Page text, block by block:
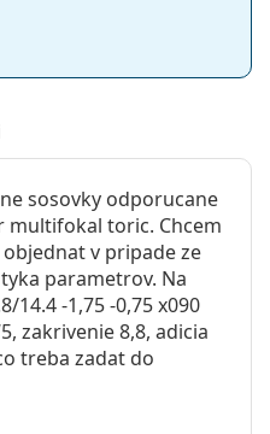
sosovky odporucane
toric. Chcem
v pripade ze
parametrov. Na
14.4 -1,75 -0,75 x090
zakrivenie 8,8, adicia
treba zadat do